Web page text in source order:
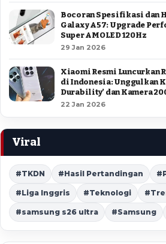
Bocoran Spesifikasi dan
Galaxy A57: Upgrade
Super AMOLED 120Hz
29 Jan 2026
Xiaomi Resmi Luncurkan
di Indonesia: Unggulkan
Durability’ dan Kamera
22 Jan 2026
Viral
#TKDN #Hasil Pertandingan
#Liga Inggris #Teknologi
#samsung s26 ultra #Samsung